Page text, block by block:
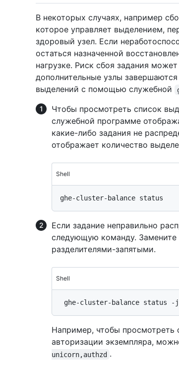
В некоторых случаях, например
которое управляет выделением,
здоровый узел. Если
остаться назначенной
нагрузке. Риск сбоя задания
дополнительные узлы
выделений с помощью служебной
Чтобы просмотреть список
служебной программе
какие-либо задания не
отображает количество
Shell
Если задание неправильно
следующую команду.
разделителями-запятыми.
Shell
Например, чтобы просмотреть
авторизации экземпляра,
unicorn,authzd .